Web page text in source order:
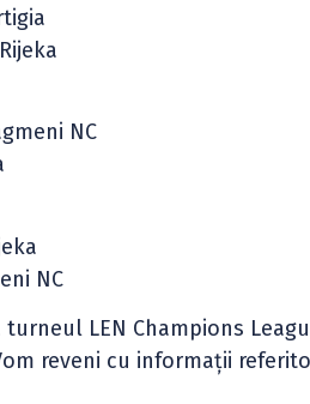
NC
NC
LEN Champions
reveni cu informații